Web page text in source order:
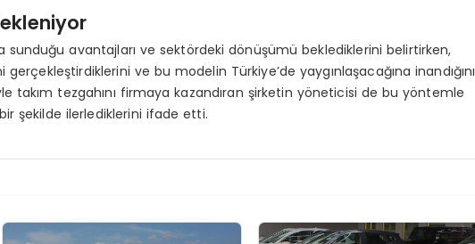
sunduğu avantajları ve sektördeki dönüşümü beklediklerini belirtirken,
ve bu modelin Türkiye’de yaygınlaşacağına inandığını
takım tezgahını firmaya kazandıran şirketin yöneticisi de bu yöntemle
şekilde ilerlediklerini ifade etti.